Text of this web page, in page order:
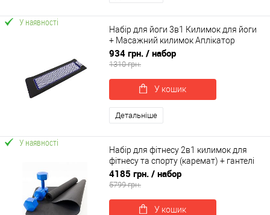
У наявності
Набір для йоги 3в1 Килимок для йоги
+ Масажний килимок Аплікатор
Кузнєцова + валик OSPORT Set 32 (n-
0063)
934 грн. / набор
1310 грн.
У кошик
Детальніше
У наявності
Набір для фітнесу 2в1 килимок для
фітнесу та спорту (каремат) + гантелі
2шт по 10 кг OSPORT Set 25 (n-0056)
4185 грн. / набор
5799 грн.
У кошик